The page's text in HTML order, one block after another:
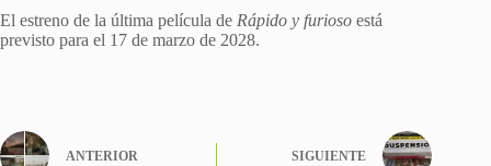
El estreno de ​la última película de Rápido y furioso está
previsto para el ​17 ​de marzo de 2028.
ANTERIOR SIGUIENTE